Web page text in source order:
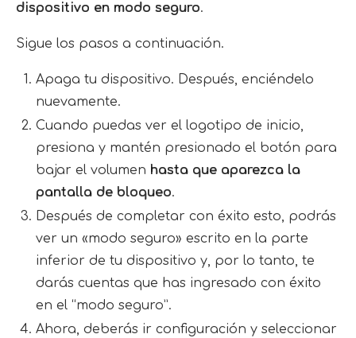
dispositivo en modo seguro.
Sigue los pasos a continuación.
Apaga tu dispositivo. Después, enciéndelo
nuevamente.
Cuando puedas ver el logotipo de inicio,
presiona y mantén presionado el botón para
bajar el volumen hasta que aparezca la
pantalla de bloqueo.
Después de completar con éxito esto, podrás
ver un «modo seguro» escrito en la parte
inferior de tu dispositivo y, por lo tanto, te
darás cuentas que has ingresado con éxito
en el “modo seguro”.
Ahora, deberás ir configuración y seleccionar